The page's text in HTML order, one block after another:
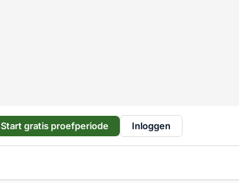
Start gratis proefperiode Inloggen